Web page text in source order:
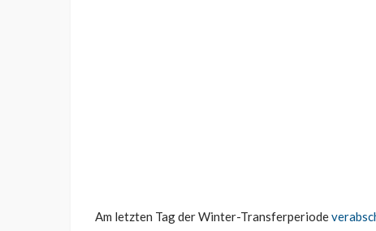
Am letzten Tag der Winter-Transferperiode